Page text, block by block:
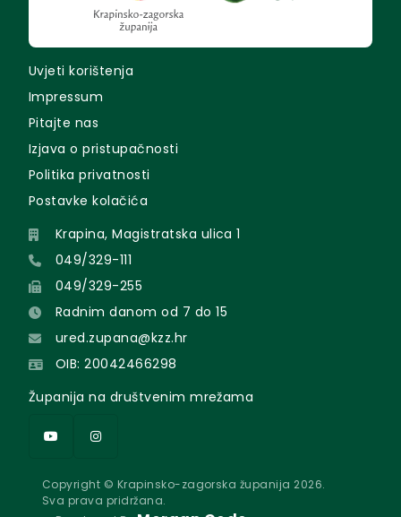
Uvjeti korištenja
Impressum
Pitajte nas
Izjava o pristupačnosti
Politika privatnosti
Postavke kolačića
Krapina, Magistratska ulica 1
049/329-111
049/329-255
Radnim danom od 7 do 15
ured.zupana@kzz.hr
OIB: 20042466298
Županija na društvenim mrežama
Copyright © Krapinsko-zagorska županija 2026.
Sva prava pridržana.